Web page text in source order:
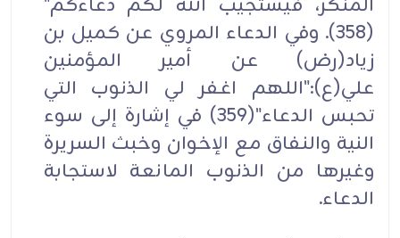
(358). وفي الدعاء المروي عن كميل بن
زياد(رض) عن أمير المؤمنين
علي(ع):"اللهم اغفر لي الذنوب التي
تحبس الدعاء"(359) في إشارة إلى سوء
النية والنفاق مع الإخوان وخبث السريرة
وغيرها من الذنوب المانعة لاستجابة
الدعاء.